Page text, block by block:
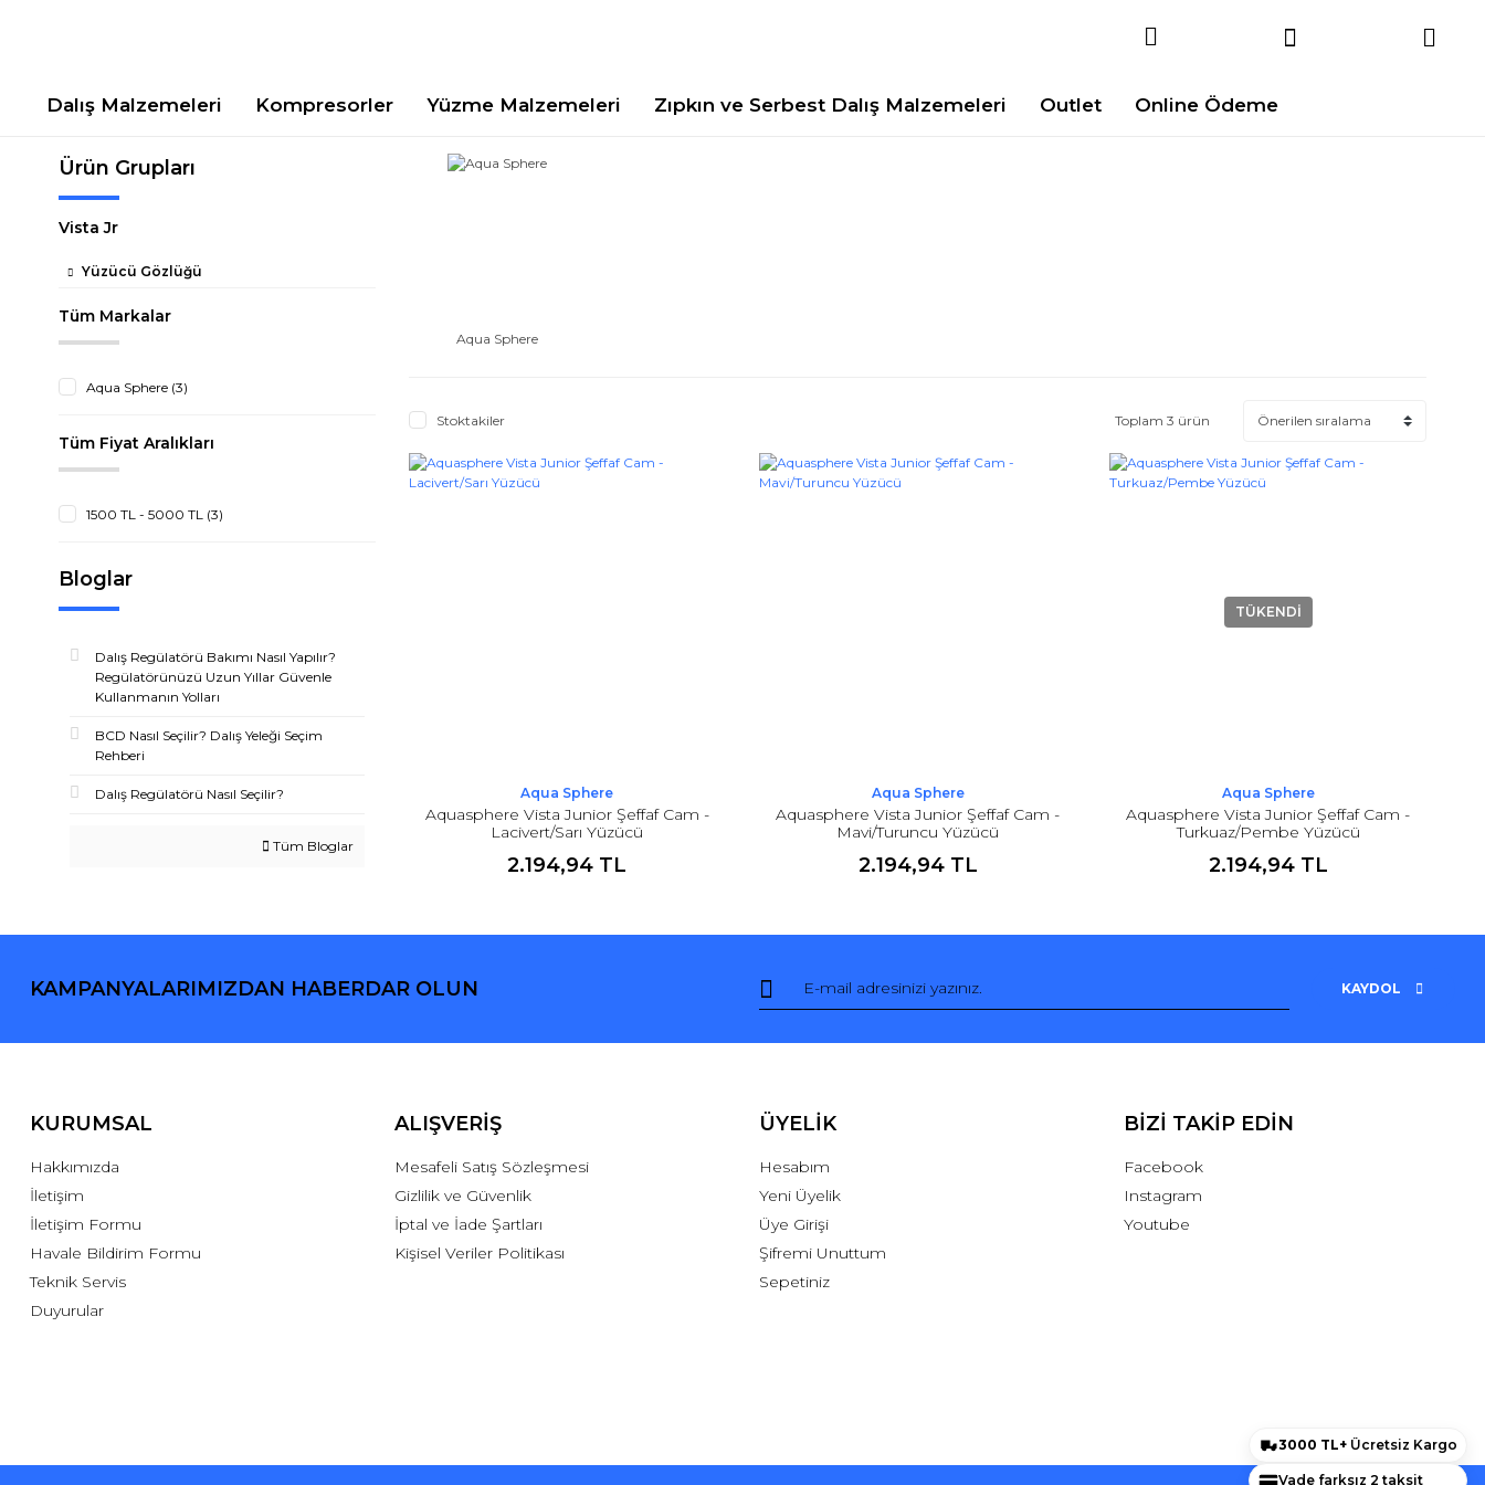
Dalış Malzemeleri Kompresorler Yüzme Malzemeleri Zıpkın ve Serbest Dalış Malzemeleri Outlet Online Ödeme
Ürün Grupları
Vista Jr
Yüzücü Gözlüğü
Tüm Markalar
Aqua Sphere (3)
Tüm Fiyat Aralıkları
1500 TL - 5000 TL (3)
Bloglar
Dalış Regülatörü Bakımı Nasıl Yapılır?
Regülatörünüzü Uzun Yıllar Güvenle
Kullanmanın Yolları
BCD Nasıl Seçilir? Dalış Yeleği Seçim
Rehberi
Dalış Regülatörü Nasıl Seçilir?
Tüm Bloglar
Aqua Sphere
Stoktakiler Toplam 3 ürün
Aqua Sphere
Aquasphere Vista Junior Şeffaf Cam -
Lacivert/Sarı Yüzücü
2.194,94 TL
Aqua Sphere
Aquasphere Vista Junior Şeffaf Cam -
Mavi/Turuncu Yüzücü
2.194,94 TL
TÜKENDİ
Aqua Sphere
Aquasphere Vista Junior Şeffaf Cam -
Turkuaz/Pembe Yüzücü
2.194,94 TL
KAMPANYALARIMIZDAN HABERDAR OLUN KAYDOL
KURUMSAL
Hakkımızda
İletişim
İletişim Formu
Havale Bildirim Formu
Teknik Servis
Duyurular
ALIŞVERİŞ
Mesafeli Satış Sözleşmesi
Gizlilik ve Güvenlik
İptal ve İade Şartları
Kişisel Veriler Politikası
ÜYELİK
Hesabım
Yeni Üyelik
Üye Girişi
Şifremi Unuttum
Sepetiniz
BİZİ TAKİP EDİN
Facebook
Instagram
Youtube
3000 TL+ Ücretsiz Kargo
Vade farksız 2 taksit